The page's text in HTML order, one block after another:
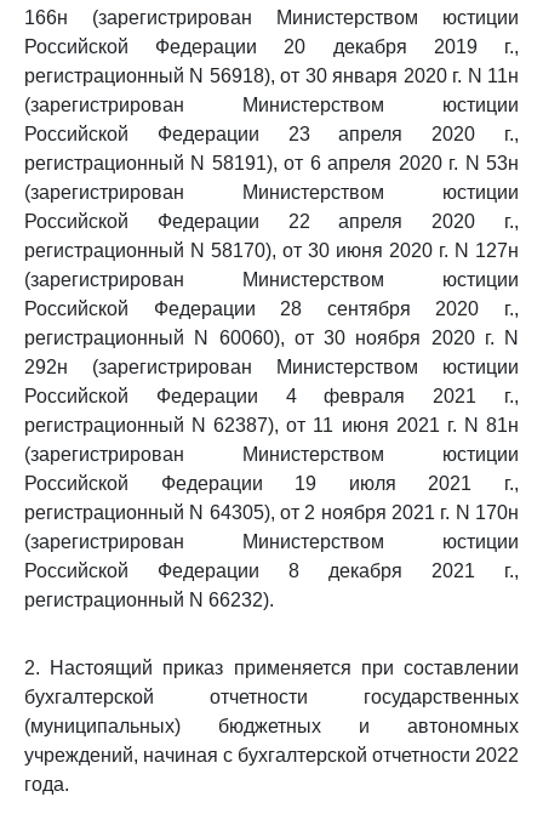
166н (зарегистрирован Министерством юстиции
Российской Федерации 20 декабря 2019 г.,
регистрационный N 56918), от 30 января 2020 г. N 11н
(зарегистрирован Министерством юстиции
Российской Федерации 23 апреля 2020 г.,
регистрационный N 58191), от 6 апреля 2020 г. N 53н
(зарегистрирован Министерством юстиции
Российской Федерации 22 апреля 2020 г.,
регистрационный N 58170), от 30 июня 2020 г. N 127н
(зарегистрирован Министерством юстиции
Российской Федерации 28 сентября 2020 г.,
регистрационный N 60060), от 30 ноября 2020 г. N
292н (зарегистрирован Министерством юстиции
Российской Федерации 4 февраля 2021 г.,
регистрационный N 62387), от 11 июня 2021 г. N 81н
(зарегистрирован Министерством юстиции
Российской Федерации 19 июля 2021 г.,
регистрационный N 64305), от 2 ноября 2021 г. N 170н
(зарегистрирован Министерством юстиции
Российской Федерации 8 декабря 2021 г.,
регистрационный N 66232).
2. Настоящий приказ применяется при составлении
бухгалтерской отчетности государственных
(муниципальных) бюджетных и автономных
учреждений, начиная с бухгалтерской отчетности 2022
года.